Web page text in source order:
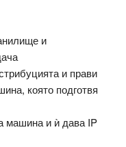
и
и прави
която подготвя
машина и ѝ дава IP